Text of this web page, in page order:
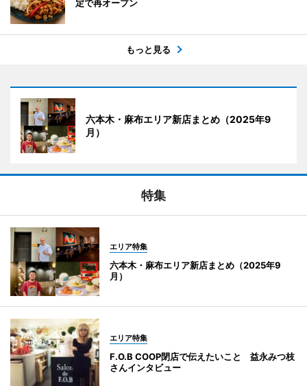
定で再オープン
もっと見る
六本木・麻布エリア新店まとめ（2025年9
月）
特集
エリア特集
六本木・麻布エリア新店まとめ（2025年9
月）
エリア特集
F.O.B COOP閉店で伝えたいこと 益永みつ枝
さんインタビュー